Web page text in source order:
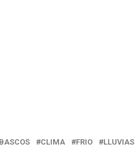
CLIMA FRIO LLUVIAS